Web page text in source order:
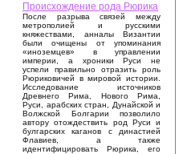
Происхождение рода Рюрика
После разрыва связей между
метрополией и русскими
княжествами, анналы Византии
были очищены от упоминания
«иноземцев» в управлении
империи, а хроники Руси не
успели правильно отразить роль
Рюриковичей в мировой истории.
Исследование источников
Древнего Рима, Нового Рима,
Руси, арабских стран, Дунайской и
Волжской Болгарии позволило
автору отождествить род Руси и
булгарских каганов с династией
Флавиев, а также
идентифицировать Рюрика, его